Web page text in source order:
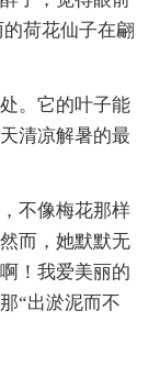
荷花仙子在翩
。它的叶子能
清凉解暑的最
不像梅花那样
而，她默默无
！我爱美丽的
“出淤泥而不